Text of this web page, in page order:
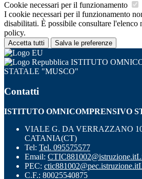
Cookie necessari per il funzionamento
I cookie necessari per il funzionamento
disabilitati. È possibile consultare l'elenco
policy.
Accetta tutti Salva le preferenze
ISTITUTO
STATALE "MUSCO"
Contatti
ISTITUTO OMNICOMPRENSIVO
VIALE G. DA VERRAZZANO
CATANIA(CT)
Tel: Tel. 095575577
Email: CTIC881002@istruzione.it
PEC: ctic881002@pec.istruzione.it
C.F.: 80025540875